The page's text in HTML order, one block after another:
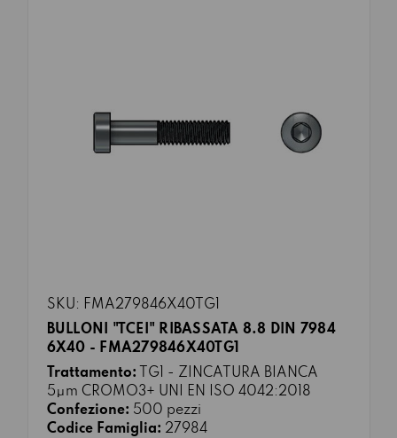
SKU: FMA279846X40TG1
BULLONI "TCEI" RIBASSATA 8.8 DIN 7984
6X40 - FMA279846X40TG1
Trattamento:
TG1 - ZINCATURA BIANCA
5μm CROMO3+ UNI EN ISO 4042:2018
Confezione: 500 pezzi
Codice Famiglia: 27984